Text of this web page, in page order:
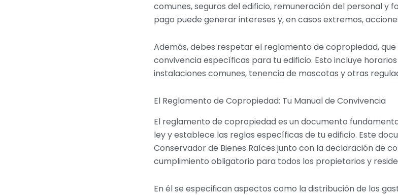
comunes, seguros del edificio, remuneración del personal y
pago puede generar intereses y, en casos extremos,
Además, debes respetar el reglamento de copropiedad,
convivencia específicas para tu edificio. Esto incluye horarios
instalaciones comunes, tenencia de mascotas y otras
El Reglamento de Copropiedad: Tu Manual de Convivencia
El reglamento de copropiedad es un documento
ley y establece las reglas específicas de tu edificio. Este
Conservador de Bienes Raíces junto con la declaración de
cumplimiento obligatorio para todos los propietarios y
En él se especifican aspectos como la distribución de los